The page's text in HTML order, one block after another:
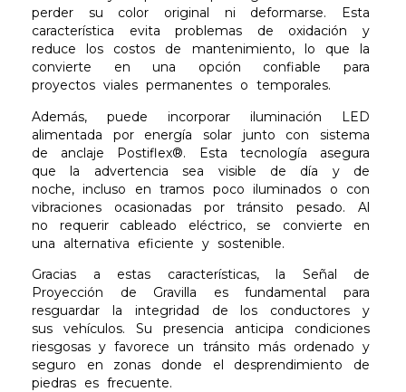
perder su color original ni deformarse. Esta
característica evita problemas de oxidación y
reduce los costos de mantenimiento, lo que la
convierte en una opción confiable para
proyectos viales permanentes o temporales.
Además, puede incorporar iluminación LED
alimentada por energía solar junto con sistema
de anclaje Postiflex®. Esta tecnología asegura
que la advertencia sea visible de día y de
noche, incluso en tramos poco iluminados o con
vibraciones ocasionadas por tránsito pesado. Al
no requerir cableado eléctrico, se convierte en
una alternativa eficiente y sostenible.
Gracias a estas características, la Señal de
Proyección de Gravilla es fundamental para
resguardar la integridad de los conductores y
sus vehículos. Su presencia anticipa condiciones
riesgosas y favorece un tránsito más ordenado y
seguro en zonas donde el desprendimiento de
piedras es frecuente.